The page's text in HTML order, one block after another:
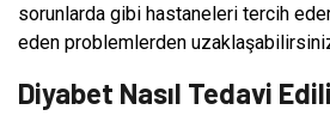
sorunlarda gibi hastaneleri tercih
eden problemlerden
Diyabet Nasıl Tedavi